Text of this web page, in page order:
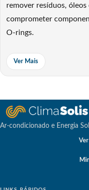
remover resíduos,
comprometer
O-rings.
Graças à sua fórmula
resíduos, esse fluído
partes plásticas, o que
durabilidade aos
Com destaque nas
para manutenção
Ver Mais
Ar-condicionado e Energia